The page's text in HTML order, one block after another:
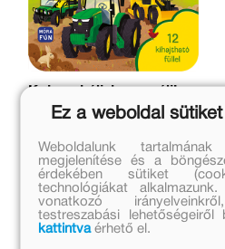
Kukucskálj, keresgélj! -
Hahó, gépek!
Eredeti ár:
3 499 Ft
Online ár:
2 869 Ft
Ez a weboldal
Weboldalunk
megjelenítése és a
érdekében sütiket
technológiákat
vonatkozó
testreszabási lehetőségeiről
kattintvaérhető el.